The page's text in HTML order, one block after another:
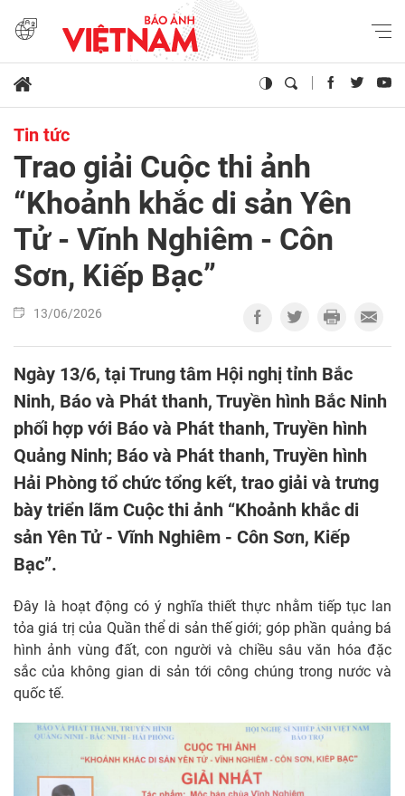
Tin tức
Trao giải Cuộc thi ảnh
“Khoảnh khắc di sản Yên
Tử - Vĩnh Nghiêm - Côn
Sơn, Kiếp Bạc”
13/06/2026
Ngày 13/6, tại Trung tâm Hội nghị tỉnh Bắc
Ninh, Báo và Phát thanh, Truyền hình Bắc Ninh
phối hợp với Báo và Phát thanh, Truyền hình
Quảng Ninh; Báo và Phát thanh, Truyền hình
Hải Phòng tổ chức tổng kết, trao giải và trưng
bày triển lãm Cuộc thi ảnh “Khoảnh khắc di
sản Yên Tử - Vĩnh Nghiêm - Côn Sơn, Kiếp
Bạc”.
Đây là hoạt động có ý nghĩa thiết thực nhằm tiếp tục lan
tỏa giá trị của Quần thể di sản thế giới; góp phần quảng bá
hình ảnh vùng đất, con người và chiều sâu văn hóa đặc
sắc của không gian di sản tới công chúng trong nước và
quốc tế.